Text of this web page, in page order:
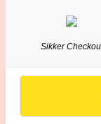
Sikker